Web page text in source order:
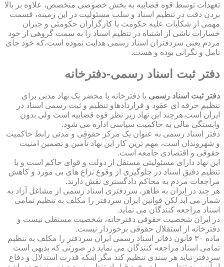
تعهدات توسط قوه قضاییه به بخش خصوصی متخصص، علاوه بر بالا
بردن دقت در تنظیم اسناد و سلب مسئولیت در این زمینه، قسمت
مهمی از شکایات علیه حکومت یا کارگزاران حکومتی و جبران
خسارات ناشی از اشتباه در تنظیم اسناد را به سمت گروهی از خود
مردم یعنی سردفتران اسناد رسمی هدایت نموده است،که خود جای
تامل و نگرانی بوده و هست.
دفتر ثبت اسناد رسمی-دفترخانه
دفتر ثبت اسناد رسمی یا دفترخانه یا محضر یک نهاد مدنی برای
تنظیم حرفه ای عقود و قراردادهاو تنظیم و ثبت رسمی اسناد در
ایران است.هرچند این نهاد زیر نظر قوه قضاییه است ولی بدون
وابستگی مالی به حاکمیت سیاسی اداره می شود.
دفتر اسناد رسمی به عنوان یک مرکز حقوقی و مدنی رابط حاکمیت
و شهروندان است، مهم ترین کار این نهاد تأمین و تضمین امنیت
حقوقی و اقتصادی جامعه است.
این نهاد دارای مسئولیتی مستقل از دولت و قوای حاکم است و با
تنظیم دقیق اسناد در جلوگیری از وقوع نزاع های بی مورد و کاهش
مراجعات مردم به محاکم دادگستری نقش دارند.
هر چند در ایران به ظاهر، سردفتری اسناد رسمی از مشاغل آزاد به
شمار می آید لکن قوانین ایران سردفتر را مکلف به تنظیم تمامی
اسناد مراجعه کنندگان می نماید.
در ایران شخصیت حقوقی دفترخانه، شخصیت مستقلی نیست و
دفترخانه از استقلال حقوقی برخوردار نیست.
ماده ۳۰ قانون دفاتر اسناد رسمی ایران سردفتر را مکلف به تنظیم
تمامی اسناد مراجعه کنندگان می نماید در صورتی که بدیهی است
سردفتر نباید هر سندی تنظیم کند مگر اینکه قدرت استدلال و دفاع